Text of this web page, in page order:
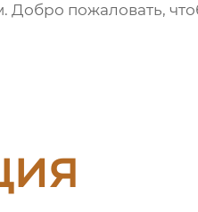
пожаловать,